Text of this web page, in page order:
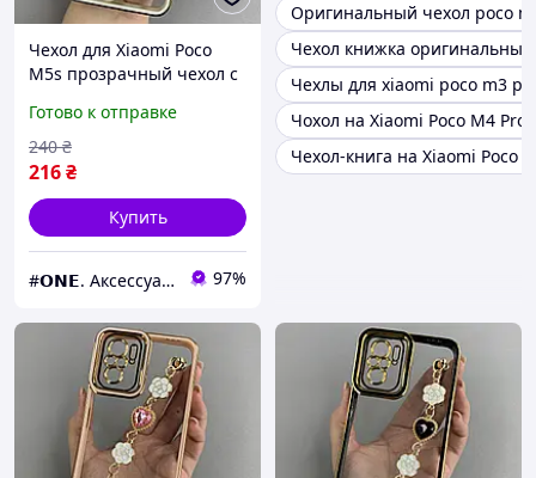
Чехол для Xiaomi Poco
M5s прозрачный чехол с
сяоми поко м5с белый l0o
Готово к отправке
216₴
240 ₴
Купить
#𝗢𝗡𝗘. Аксессуары к смартфонам 97%
Оригинальный чехол poco
Чехол книжка оригинальный
Чехлы для xiaomi poco m3
Чохол на Xiaomi Poco M4 Pro
Чехол-книга на Xiaomi Poco